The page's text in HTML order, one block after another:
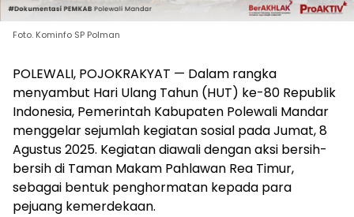
Foto. Kominfo SP Polman
POLEWALI, POJOKRAKYAT — Dalam rangka
menyambut Hari Ulang Tahun (HUT) ke-80 Republik
Indonesia, Pemerintah Kabupaten Polewali Mandar
menggelar sejumlah kegiatan sosial pada Jumat, 8
Agustus 2025. Kegiatan diawali dengan aksi bersih-
bersih di Taman Makam Pahlawan Rea Timur,
sebagai bentuk penghormatan kepada para
pejuang kemerdekaan.